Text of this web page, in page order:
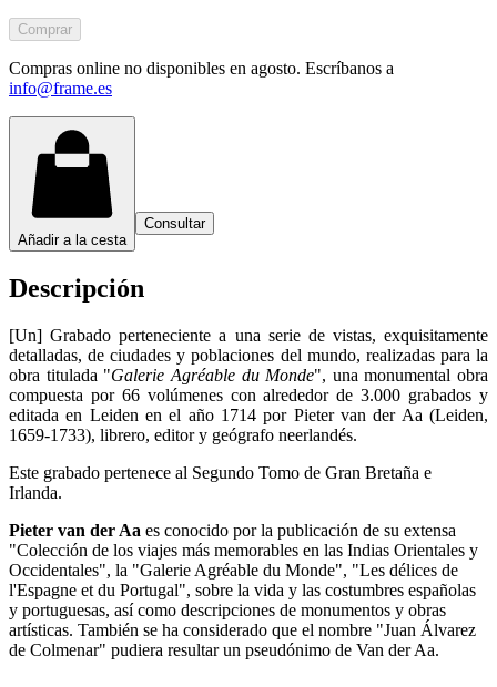
Comprar
Compras online no disponibles en agosto. Escríbanos a
info@frame.es
Añadir a la cesta
Consultar
Descripción
[Un] Grabado perteneciente a una serie de vistas, exquisitamente
detalladas, de ciudades y poblaciones del mundo, realizadas para la
obra titulada "Galerie Agréable du Monde", una monumental obra
compuesta por 66 volúmenes con alrededor de 3.000 grabados y
editada en Leiden en el año 1714 por Pieter van der Aa (Leiden,
1659-1733), librero, editor y geógrafo neerlandés.
Este grabado pertenece al Segundo Tomo de Gran Bretaña e
Irlanda.
Pieter van der Aa es conocido por la publicación de su extensa
"Colección de los viajes más memorables en las Indias Orientales y
Occidentales", la "Galerie Agréable du Monde", "Les délices de
l'Espagne et du Portugal", sobre la vida y las costumbres españolas
y portuguesas, así como descripciones de monumentos y obras
artísticas. También se ha considerado que el nombre "Juan Álvarez
de Colmenar" pudiera resultar un pseudónimo de Van der Aa.